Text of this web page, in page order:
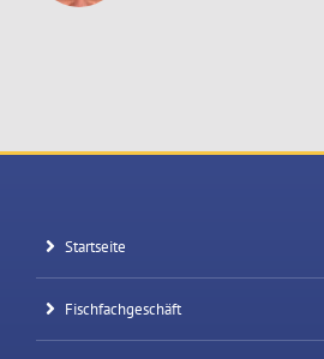
Startseite
Fischfachgeschäft